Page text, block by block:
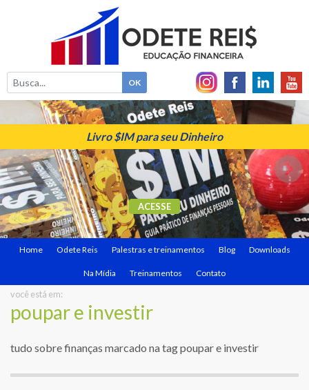
Livro $IM para seu Dinheiro
ACESSE
Home Odete Reis Palestras e treinamentos Blog Downloads
Na Mídia Treinamentos Contato
você está em:
poupar e investir
tudo sobre finanças marcado na tag poupar e investir